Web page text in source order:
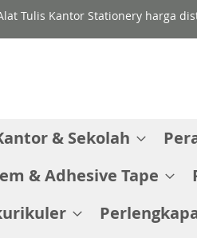
Tulis Kantor Stationery harga
& Sekolah
& Adhesive Tape